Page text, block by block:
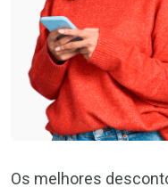
Os melhores